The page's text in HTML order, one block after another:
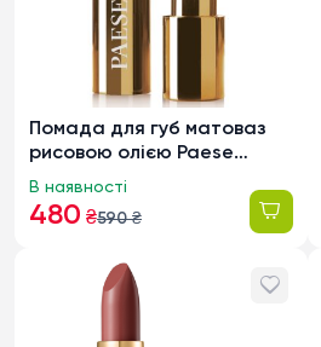
Помада для губ матоваз
рисовою олією Paese
Mattologie Matte 105
Peachy Nude, 4.3г
480 ₴590₴
В наявності